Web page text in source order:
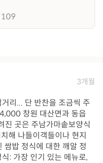
109
3개월
리... 단 반찬을 조금씩 주
창원 대산면과 동읍
진 곳은 주남가마솥보양식
해 나들이객들이나 현지
쌈밥 정식에 대한 깨알 정
: 가장 인기 있는 메뉴로,